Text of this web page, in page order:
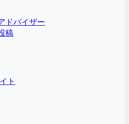
ドバイザー
稿
ト